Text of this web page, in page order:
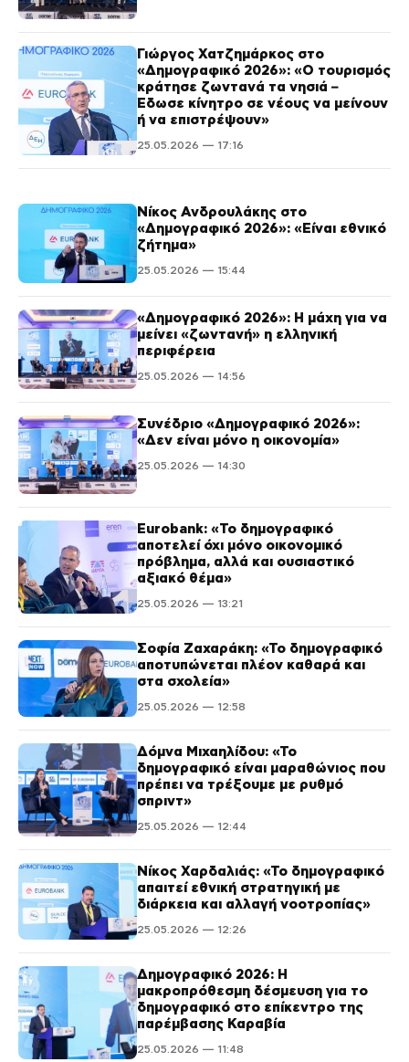
Γιώργος Χατζημάρκος στο
«Δημογραφικό 2026»: «Ο τουρισμός
κράτησε ζωντανά τα νησιά –
Έδωσε κίνητρο σε νέους να μείνουν
ή να επιστρέψουν»
25.05.2026 — 17:16
Νίκος Ανδρουλάκης στο
«Δημογραφικό 2026»: «Είναι εθνικό
ζήτημα»
25.05.2026 — 15:44
«Δημογραφικό 2026»: Η μάχη για να
μείνει «ζωντανή» η ελληνική
περιφέρεια
25.05.2026 — 14:56
Συνέδριο «Δημογραφικό 2026»:
«Δεν είναι μόνο η οικονομία»
25.05.2026 — 14:30
Eurobank: «Το δημογραφικό
αποτελεί όχι μόνο οικονομικό
πρόβλημα, αλλά και ουσιαστικό
αξιακό θέμα»
25.05.2026 — 13:21
Σοφία Ζαχαράκη: «Το δημογραφικό
αποτυπώνεται πλέον καθαρά και
στα σχολεία»
25.05.2026 — 12:58
Δόμνα Μιχαηλίδου: «Το
δημογραφικό είναι μαραθώνιος που
πρέπει να τρέξουμε με ρυθμό
σπριντ»
25.05.2026 — 12:44
Νίκος Χαρδαλιάς: «Το δημογραφικό
απαιτεί εθνική στρατηγική με
διάρκεια και αλλαγή νοοτροπίας»
25.05.2026 — 12:26
Δημογραφικό 2026: Η
μακροπρόθεσμη δέσμευση για το
δημογραφικό στο επίκεντρο της
παρέμβασης Καραβία
25.05.2026 — 11:48